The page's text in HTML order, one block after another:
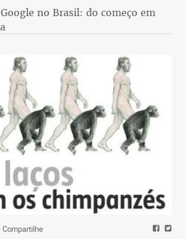
no Brasil: do começo em
Compartilhe